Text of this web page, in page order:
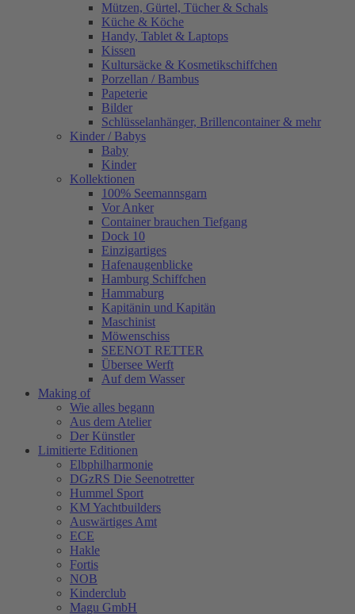
Mützen, Gürtel, Tücher & Schals
Küche & Köche
Handy, Tablet & Laptops
Kissen
Kultursäcke & Kosmetikschiffchen
Porzellan / Bambus
Papeterie
Bilder
Schlüsselanhänger, Brillencontainer & mehr
Kinder / Babys
Baby
Kinder
Kollektionen
100% Seemannsgarn
Vor Anker
Container brauchen Tiefgang
Dock 10
Einzigartiges
Hafenaugen­blicke
Hamburg Schiffchen
Hammaburg
Kapitänin und Kapitän
Maschinist
Möwenschiss
SEENOT RETTER
Übersee Werft
Auf dem Wasser
Making of
Wie alles begann
Aus dem Atelier
Der Künstler
Limitierte Editionen
Elbphilharmonie
DGzRS Die Seenotretter
Hummel Sport
KM Yachtbuilders
Auswärtiges Amt
ECE
Hakle
Fortis
NOB
Kinderclub
Magu GmbH